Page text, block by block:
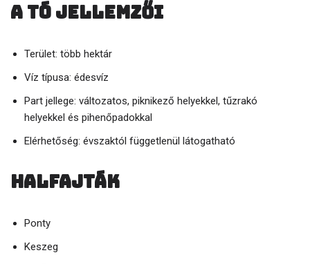
A tó jellemzői
Terület: több hektár
Víz típusa: édesvíz
Part jellege: változatos, piknikező helyekkel, tűzrakó
helyekkel és pihenőpadokkal
Elérhetőség: évszaktól függetlenül látogatható
Halfajták
Ponty
Keszeg